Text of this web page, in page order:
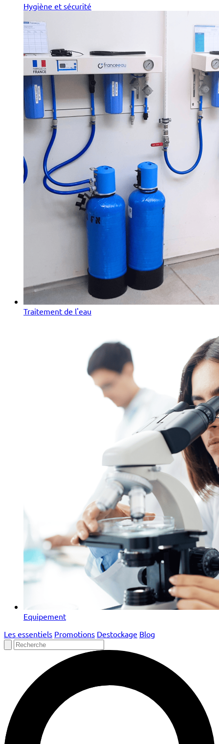
Hygiène et sécurité
Traitement de l'eau
Equipement
Les essentiels Promotions Destockage Blog